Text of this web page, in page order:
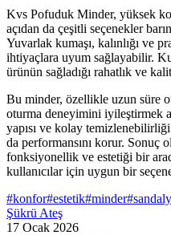
Kvs Pofuduk Minder, yüksek
açıdan da çeşitli seçenekler
Yuvarlak kumaşı, kalınlığı ve
ihtiyaçlara uyum sağlayabilir.
ürünün sağladığı rahatlık ve
Bu minder, özellikle uzun süre
oturma deneyimini iyileştirmek
yapısı ve kolay
da performansını korur. Sonuç
fonksiyonellik ve estetiği bir
kullanıcılar için uygun bir
#konfor#estetik#minder#
Şükrü Ateş
17 Ocak 2026